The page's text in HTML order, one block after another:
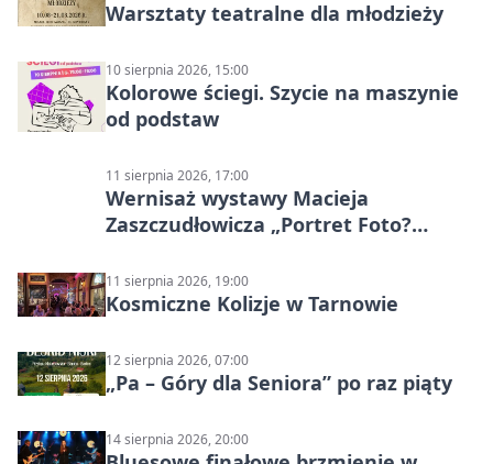
Warsztaty teatralne dla młodzieży
10 sierpnia 2026, 15:00
Kolorowe ściegi. Szycie na maszynie
od podstaw
11 sierpnia 2026, 17:00
Wernisaż wystawy Macieja
Zaszczudłowicza „Portret Foto?
11 sierpnia 2026, 19:00
Kosmiczne Kolizje w Tarnowie
12 sierpnia 2026, 07:00
„Pa – Góry dla Seniora” po raz piąty
14 sierpnia 2026, 20:00